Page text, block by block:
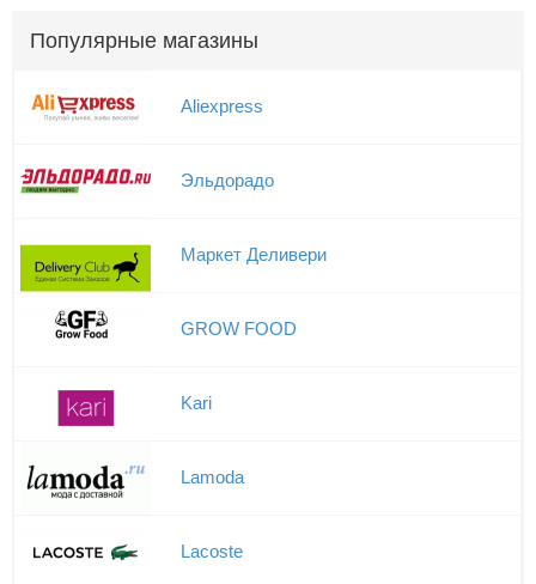
Популярные магазины
Aliexpress
Эльдорадо
Маркет Деливери
GROW FOOD
Kari
Lamoda
Lacoste